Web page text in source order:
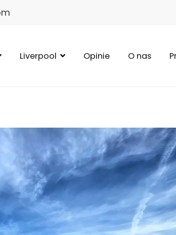
Liverpool Opinie O nas